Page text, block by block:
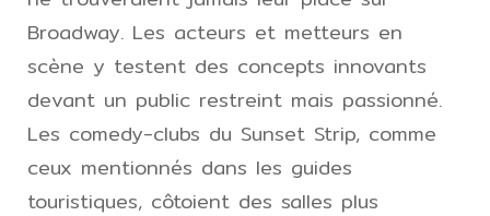
Broadway. Les acteurs et metteurs en
scène y testent des concepts innovants
devant un public restreint mais passionné.
Les comedy-clubs du Sunset Strip, comme
ceux mentionnés dans les guides
touristiques, côtoient des salles plus